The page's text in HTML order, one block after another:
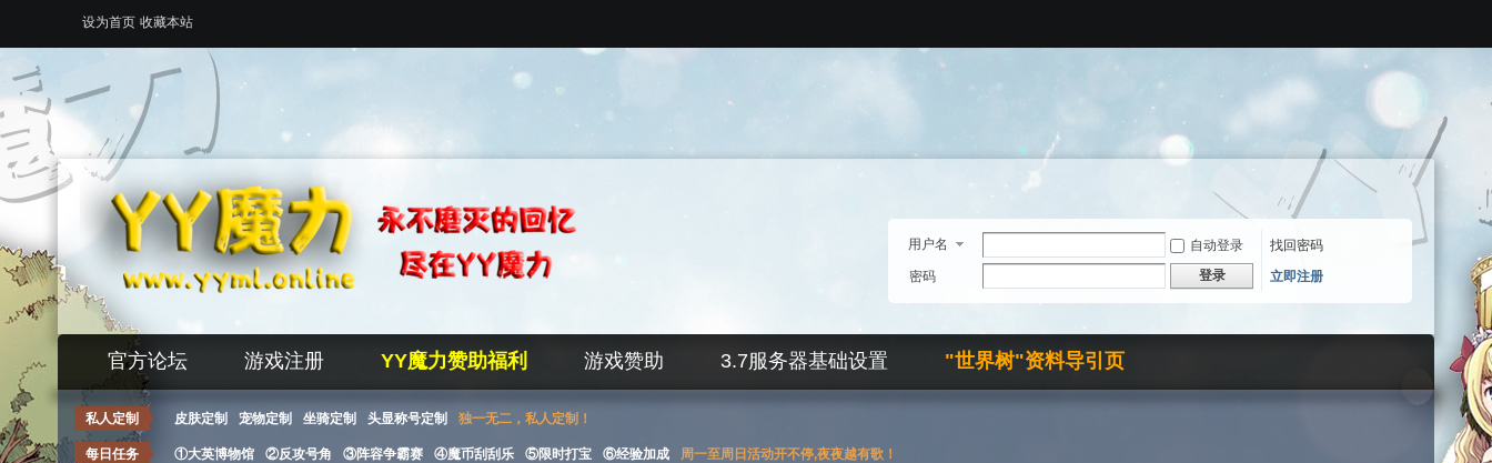
设为首页 收藏本站
用户名 自动登录
找回密码
密码
登录 立即注册
官方论坛 游戏注册 YY魔力赞助福利 游戏赞助 3.7服务器基础设置 "世界树"资料导引页
私人定制 皮肤定制 宠物定制 坐骑定制 头显称号定制 独一无二，私人定制！
每日任务 ①大英博物馆 ②反攻号角 ③阵容争霸赛 ④魔币刮刮乐 ⑤限时打宝 ⑥经验加成 周一至周日活动开不停,夜夜越有歌！